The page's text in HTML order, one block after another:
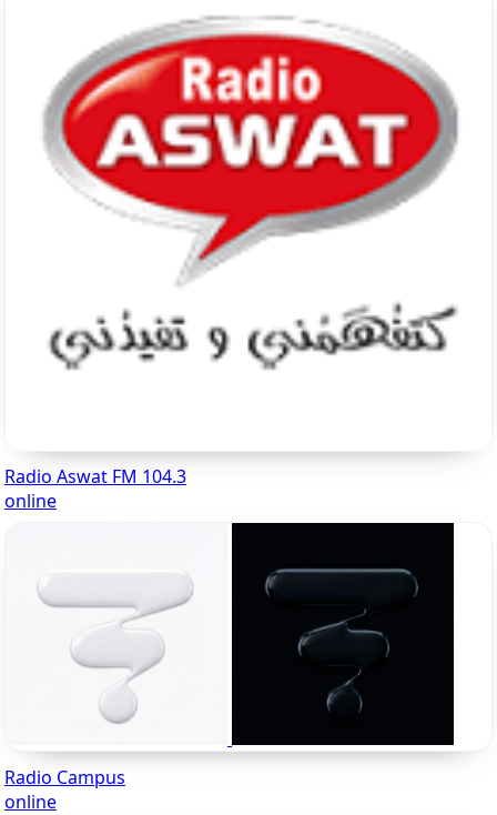
Radio Aswat FM 104.3
online
Radio Campus
online